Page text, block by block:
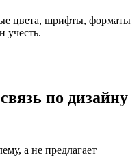
цвета, шрифты, форматы
учесть.
по дизайну
а не предлагает